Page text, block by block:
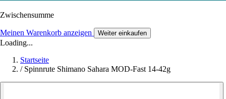
Zwischensumme
Meinen Warenkorb anzeigen Weiter einkaufen
Loading...
Startseite
/ Spinnrute Shimano Sahara MOD-Fast 14-42g